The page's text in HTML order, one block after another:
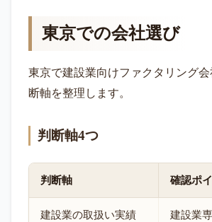
東京での会社選び
東京で建設業向けファクタリング会
断軸を整理します。
判断軸4つ
判断軸 確認ポ
建設業の取扱い実績
建設業